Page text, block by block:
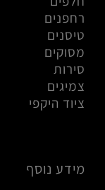
רחפנים
טיסנים
מסוקים
סירות
צמיגים
ציוד היקפי
מידע נוסף